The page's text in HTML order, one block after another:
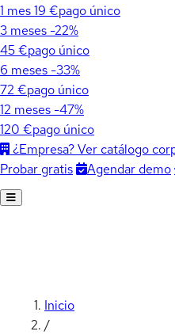
1 mes19 €pago único
3 meses -22%
45 €pago único
6 meses -33%
72 €pago único
12 meses -47%
120 €pago único
¿Empresa? Ver catálogo
Probar gratis
Agendar demo
Inicio
/